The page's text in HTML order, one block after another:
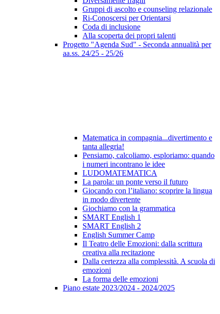
Gruppi di ascolto e counseling relazionale
Ri-Conoscersi per Orientarsi
Coda di inclusione
Alla scoperta dei propri talenti
Progetto "Agenda Sud" - Seconda annualità per
aa.ss. 24/25 - 25/26
Matematica in compagnia...divertimento e
tanta allegria!
Pensiamo, calcoliamo, esploriamo: quando
i numeri incontrano le idee
LUDOMATEMATICA
La parola: un ponte verso il futuro
Giocando con l’italiano: scoprire la lingua
in modo divertente
Giochiamo con la grammatica
SMART English 1
SMART English 2
English Summer Camp
Il Teatro delle Emozioni: dalla scrittura
creativa alla recitazione
Dalla certezza alla complessità. A scuola di
emozioni
La forma delle emozioni
Piano estate 2023/2024 - 2024/2025